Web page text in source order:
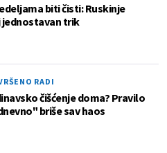
biti čisti: Ruskinje
trik
RADI
čišćenje doma? Pravilo
briše sav haos